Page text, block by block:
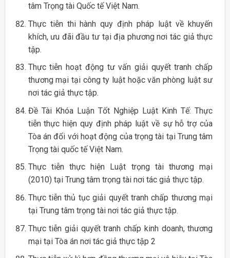
tâm Trọng tài Quốc tế Việt Nam.
Thực tiễn thi hành quy định pháp luật về khuyến
khích, ưu đãi đầu tư tại địa phương nơi tác giả thực
tập.
Thực tiễn hoạt động tư vấn giải quyết tranh chấp
thương mại tại công ty luật hoặc văn phòng luật sư
nơi tác giả thực tập.
Đề Tài Khóa Luận Tốt Nghiệp Luật Kinh Tế: Thực
tiễn thực hiện quy định pháp luật về sự hỗ trợ của
Tòa án đối với hoạt động của trọng tài tại Trung tâm
Trọng tài quốc tế Việt Nam.
Thực tiễn thực hiện Luật trọng tài thương mại
(2010) tại Trung tâm trọng tài nơi tác giả thực tập.
Thực tiễn thủ tục giải quyết tranh chấp thương mại
tại Trung tâm trọng tài nơi tác giả thực tập.
Thực tiễn giải quyết tranh chấp kinh doanh, thương
mại tại Tòa án nơi tác giả thực tập 2